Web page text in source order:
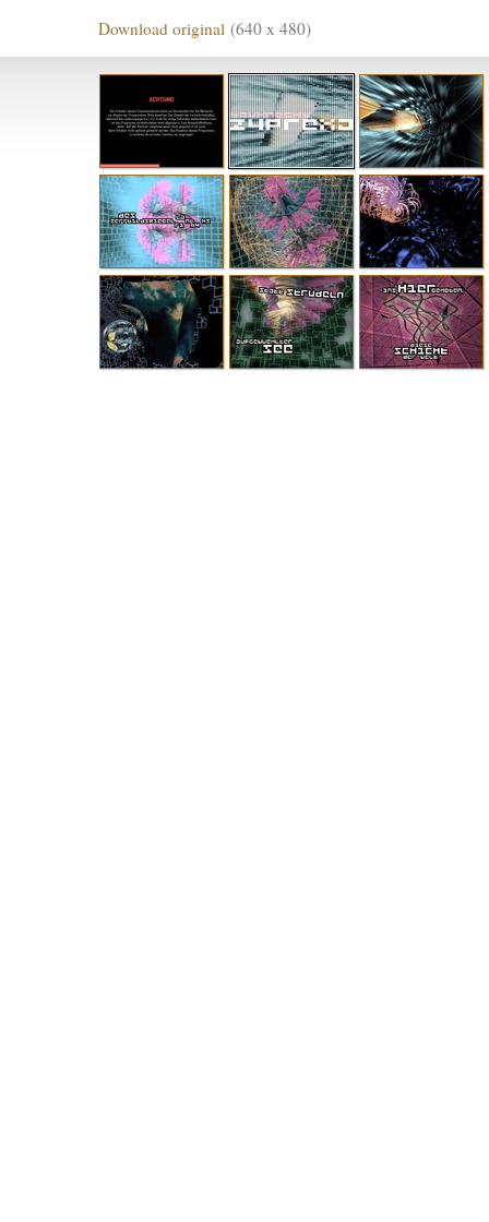
Download original (640 x 480)